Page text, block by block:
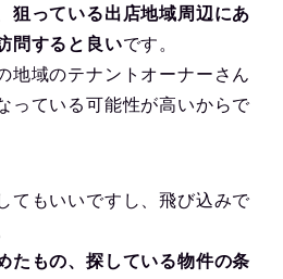
狙っている出店地域周辺にあ
問すると良いです。
地域のテナントオーナーさん
っている可能性が高いからで
てもいいですし、飛び込みで
たもの、探している物件の条